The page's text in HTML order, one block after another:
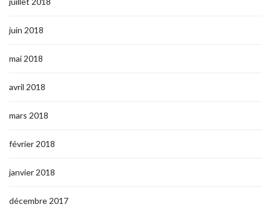
juin 2018
mai 2018
avril 2018
mars 2018
février 2018
janvier 2018
décembre 2017